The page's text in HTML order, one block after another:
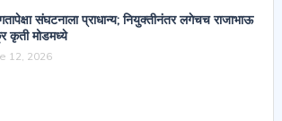
संघटनाला प्राधान्य; नियुक्तीनंतर लगेचच राजाभाऊ
कृती मोडमध्ये
12, 2026